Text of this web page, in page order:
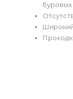
буровых